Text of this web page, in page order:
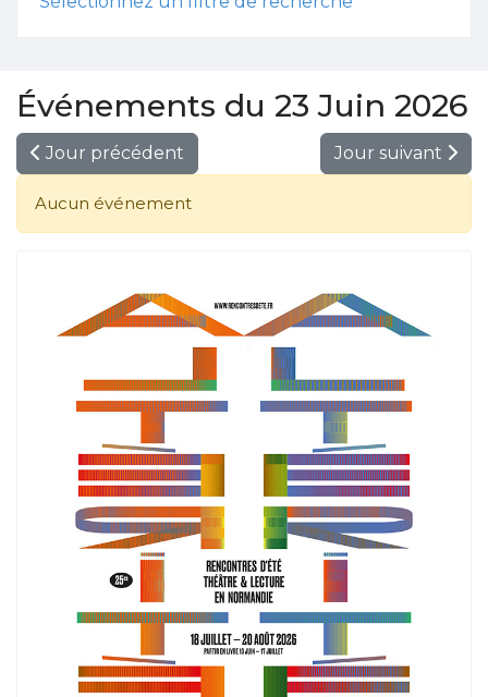
Événements du 23 Juin 2026
Jour précédent Jour suivant
Aucun événement